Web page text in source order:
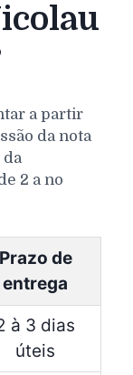
a partir
da nota
2 a no
Prazo de
entrega
à 3 dias
úteis